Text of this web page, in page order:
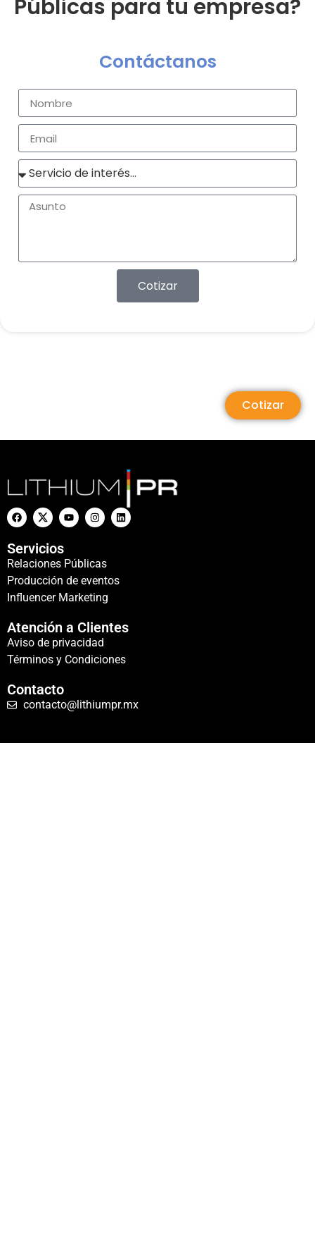
Públicas para tu empresa?
Contáctanos
Cotizar
Cotizar
Servicios
Relaciones Públicas
Producción de eventos
Influencer Marketing
Atención a Clientes
Aviso de privacidad
Términos y Condiciones
Contacto
contacto@lithiumpr.mx